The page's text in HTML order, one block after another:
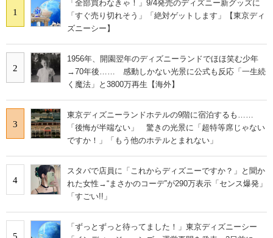
1
「全部買わなきゃ！」9/4発売のディズニー新グッズに
「すぐ売り切れそう」「絶対ゲットします」【東京ディ
ズニーシー】
2
1956年、開園翌年のディズニーランドでほほ笑む少年
→70年後…… 感動しかない光景に公式も反応「一生続
く魔法」と3800万再生【海外】
3
東京ディズニーランドホテルの9階に宿泊するも……
「後悔が半端ない」 驚きの光景に「超特等席じゃない
ですか！」「もう他のホテルとまれない」
4
スタバで店員に「これからディズニーですか？」と聞か
れた女性→“まさかのコーデ”が290万表示「センス爆発」
「すごい!!」
5
「ずっとずっと待ってました！」東京ディズニーシー